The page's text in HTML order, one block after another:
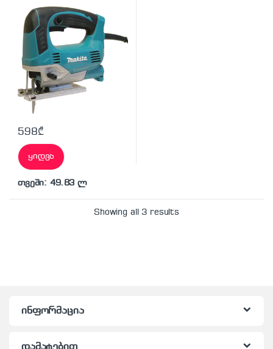
598₾
ყიდვა
თვეში: 49.83 ლ
Showing all 3 results
ინფორმაცია
დამატებით